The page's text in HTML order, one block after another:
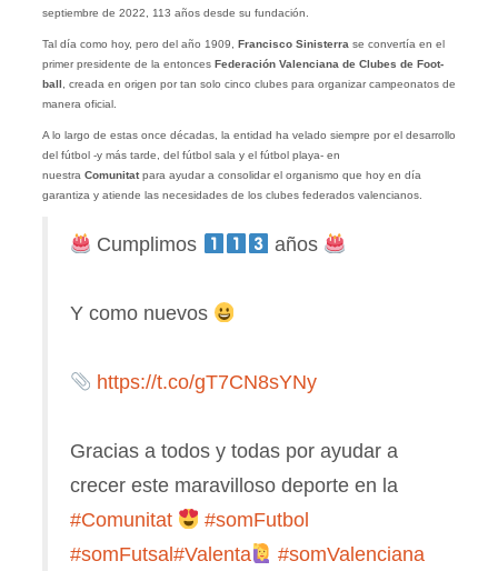
septiembre de 2022, 113 años desde su fundación.
Tal día como hoy, pero del año 1909, Francisco Sinisterra se convertía en el
primer presidente de la entonces Federación Valenciana de Clubes de Foot-
ball , creada en origen por tan solo cinco clubes para organizar campeonatos de
manera oficial.
A lo largo de estas once décadas, la entidad ha velado siempre por el desarrollo
del fútbol -y más tarde, del fútbol sala y el fútbol playa- en
nuestra Comunitatpara ayudar a consolidar el organismo que hoy en día
garantiza y atiende las necesidades de los clubes federados valencianos.
Cumplimos años
Y como nuevos
https://t.co/gT7CN8sYNy
Gracias a todos y todas por ayudar a
crecer este maravilloso deporte en la
#Comunitat
#somFutbol
#somFutsal#Valenta
#somValenciana